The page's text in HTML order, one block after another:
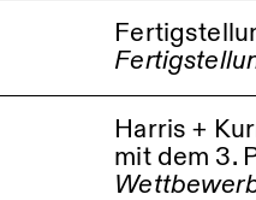
Wohn- und
Ludwigsburg
Harris +
mit dem 3.